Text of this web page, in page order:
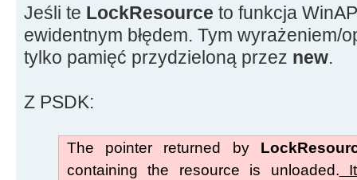
{
// Ten zasob nie zostanie
Application->MessageBox("Nie
operacji. Taki zasób nie
MB_ICONSTOP);
return 0;
}
else
Jeśli te LockResource to funkcja
ewidentnym błędem. Tym wyrażeniem/
tylko pamięć przydzieloną przez new.
Z PSDK:
The pointer returned by
containing the resource is unloaded.